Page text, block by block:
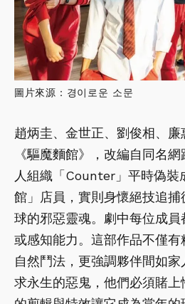
圖片來源：경이로운 소문
趙炳圭、金世正、劉俊相、
《驅魔麵館》，改編自同名
人組織「Counter」平時偽裝
館」店員，實則身懷絕技追
球的邪惡靈魂。劇中每位成
或感知能力。這部作品不僅
自然鬥法，更強調夥伴間如
求永生的惡鬼，他們必須賭